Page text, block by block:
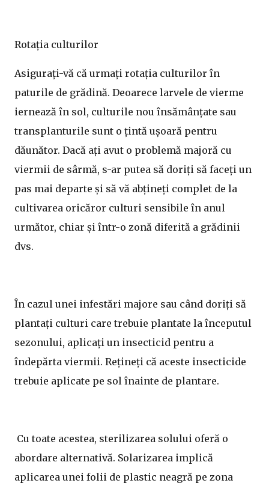
Rotația culturilor
Asigurați-vă că urmați rotația culturilor în
paturile de grădină. Deoarece larvele de vierme
iernează în sol, culturile nou însămânțate sau
transplanturile sunt o țintă ușoară pentru
dăunător. Dacă ați avut o problemă majoră cu
viermii de sârmă, s-ar putea să doriți să faceți un
pas mai departe și să vă abțineți complet de la
cultivarea oricăror culturi sensibile în anul
următor, chiar și într-o zonă diferită a grădinii
dvs.
În cazul unei infestări majore sau când doriți să
plantați culturi care trebuie plantate la începutul
sezonului, aplicați un insecticid pentru a
îndepărta viermii. Rețineți că aceste insecticide
trebuie aplicate pe sol înainte de plantare.
Cu toate acestea, sterilizarea solului oferă o
abordare alternativă. Solarizarea implică
aplicarea unei folii de plastic neagră pe zona